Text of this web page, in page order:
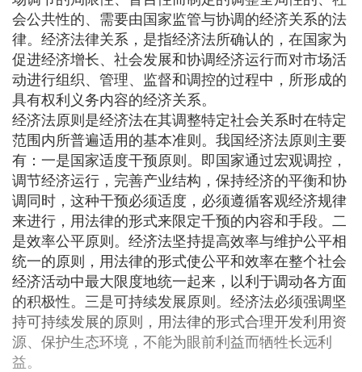
会公共性的、需要由国家监管与协调的经济关系的法
律。经济法律关系，是指经济法所确认的，在国家为
促进经济增长、社会发展和协调经济运行而对市场活
动进行组织、管理、监督和调控的过程中，所形成的
具有权利义务内容的经济关系。
经济法原则是经济法在其调整特定社会关系时在特定
范围内所普遍适用的基本准则。我国经济法原则主要
有：一是国家适度干预原则。即国家通过宏观调控，
调节经济运行，完善产业结构，保持经济的平衡和协
调同时，这种干预必须适度，必须遵循客观经济规律
来进行，用法律的形式来限定千预的内容和手段。二
是效率公平原则。经济法坚持提高效率与维护公平相
统一的原则，用法律的形式使公平和效率在整个社会
经济活动中最大限度地统一起来，以利于调动各方面
的积极性。三是可持续发展原则。经济法必须强调坚
持可持续发展的原则，用法律的形式合理开发利用资
源、保护生态环境，不能为眼前利益而牺牲长远利
益。